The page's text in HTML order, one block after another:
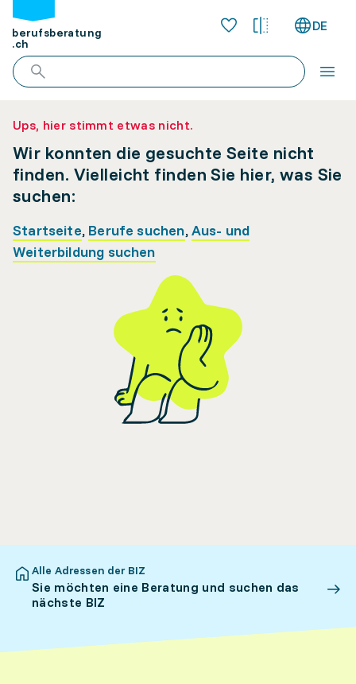
berufsberatung
.ch
DE
Ups, hier stimmt etwas nicht.
Wir konnten die gesuchte Seite nicht
finden. Vielleicht finden Sie hier, was Sie
suchen:
Startseite, Berufe suchen,Aus- und
Weiterbildung suchen
Alle Adressen der BIZ
Sie möchten eine Beratung und suchen das
nächste BIZ